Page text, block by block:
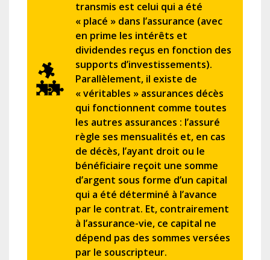
transmis est celui qui a été
« placé » dans l’assurance (avec
en prime les intérêts et
dividendes reçus en fonction des
supports d’investissements).
Parallèlement, il existe de
« véritables » assurances décès
qui fonctionnent comme toutes
les autres assurances : l’assuré
règle ses mensualités et, en cas
de décès, l’ayant droit ou le
bénéficiaire reçoit une somme
d’argent sous forme d’un capital
qui a été déterminé à l’avance
par le contrat. Et, contrairement
à l’assurance-vie, ce capital ne
dépend pas des sommes versées
par le souscripteur.